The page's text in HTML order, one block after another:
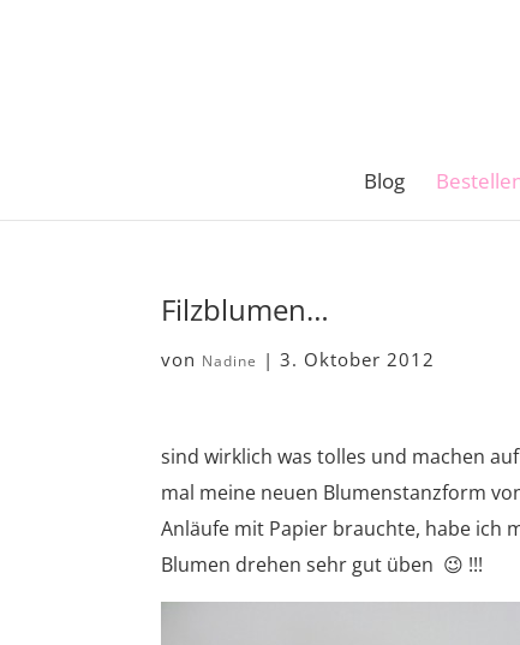
Blog
Filzblumen…
von Nadine |3. Oktober 2012
sind wirklich was tolles und machen
mal meine neuen Blumenstanzform
Anläufe mit Papier brauchte, habe ich
Blumen drehen sehr gut üben 😉 !!!